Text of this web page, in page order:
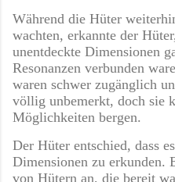
Während die Hüter
wachten, erkannte der
unentdeckte Dimensionen
Resonanzen verbunden
waren schwer zugänglich
völlig unbemerkt, doch sie
Möglichkeiten bergen.
Der Hüter entschied, dass
Dimensionen zu erkunden.
von Hütern an, die bereit